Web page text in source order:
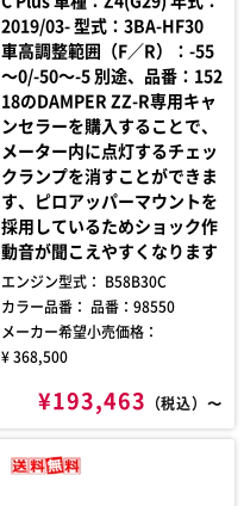
2019/03- 型式：3BA-HF30
車高調整範囲（F／R）：-55
～0/-50～-5 別途、品番：152
18のDAMPER ZZ-R専用キャ
ンセラーを購入することで、
メーター内に点灯するチェッ
クランプを消すことができま
す、ピロアッパーマウントを
採用しているためショック作
動音が聞こえやすくなります
エンジン型式： B58B30C
カラー品番： 品番：98550
メーカー希望小売価格：
¥ 368,500
¥193,463 （税込）〜